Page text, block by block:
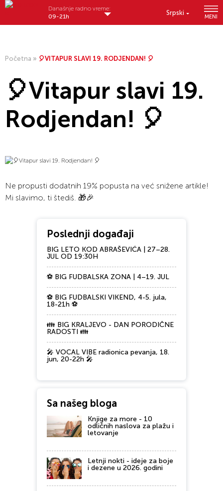
Srpski
MENI
Današnje radno vreme:
09-21h
Početna » 🎈VITAPUR SLAVI 19. RODJENDAN! 🎈
🎈Vitapur slavi 19.
Rodjendan! 🎈
Ne propusti dodatnih 19% popusta na već snižene artikle!
Mi slavimo, ti štediš. 🎁🎉
Poslednji događaji
BIG LETO KOD ABRAŠEVIĆA | 27–28.
JUL OD 19:30H
⚽ BIG FUDBALSKA ZONA | 4–19. JUL
⚽ BIG FUDBALSKI VIKEND, 4-5. jula,
18-21h ⚽
👪 BIG KRALJEVO - DAN PORODIČNE
RADOSTI 👪
🎤 VOCAL VIBE radionica pevanja, 18.
jun, 20-22h 🎤
Sa našeg bloga
Knjige za more - 10
odličnih naslova za plažu i
letovanje
Letnji nokti - ideje za boje
i dezene u 2026. godini